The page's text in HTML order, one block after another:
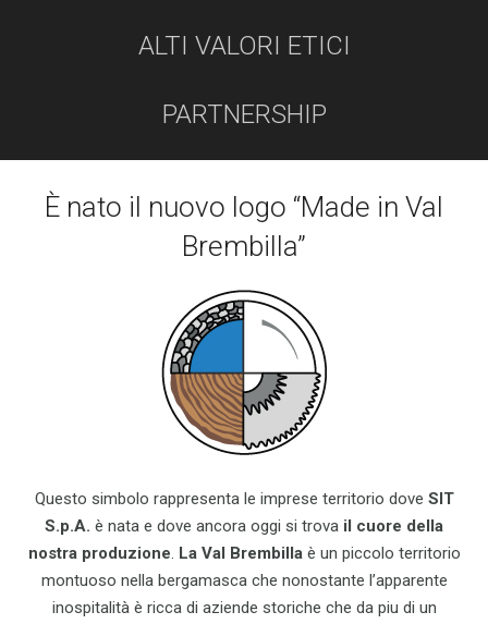
ALTI VALORI ETICI
PARTNERSHIP
È nato il nuovo logo “Made in Val
Brembilla”
Questo simbolo rappresenta le imprese territorio dove SIT
S.p.A. è nata e dove ancora oggi si trova il cuore della
nostra produzione. La Val Brembillaè un piccolo territorio
montuoso nella bergamasca che nonostante l’apparente
inospitalità è ricca di aziende storiche che da piu di un